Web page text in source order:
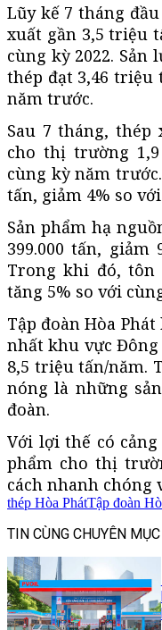
Lũy kế 7 tháng
xuất gần 3,5 triệu
cùng kỳ 2022. Sản
thép đạt 3,46 triệu
năm trước.
Sau 7 tháng, thép
cho thị trường
cùng kỳ năm
tấn, giảm 4% so
Sản phẩm hạ
399.000 tấn, giảm
Trong khi đó, tôn
tăng 5% so với
Tập đoàn Hòa
nhất khu vực
8,5 triệu tấn/năm.
nóng là những
đoàn.
Với lợi thế có cảng
phẩm cho thị
cách nhanh chóng
thép Hòa PhátTập đoàn
TIN CÙNG CHUYÊN MỤC